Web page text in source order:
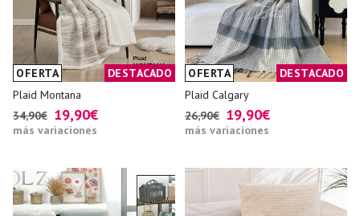
OFERTA
DESTACADO
Plaid Montana
34,90€ 19,90€
más variaciones
OFERTA
DESTACADO
Plaid Calgary
26,90€ 19,90€
más variaciones